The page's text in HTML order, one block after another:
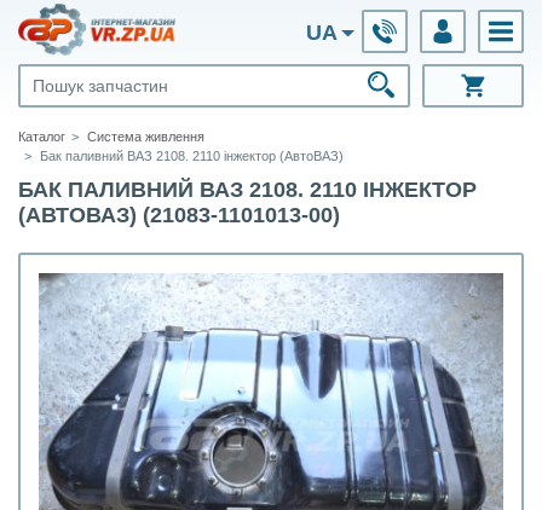
UA
Каталог
Система живлення
Бак паливний ВАЗ 2108. 2110 інжектор (АвтоВАЗ)
БАК ПАЛИВНИЙ ВАЗ 2108. 2110 ІНЖЕКТОР
(АВТОВАЗ) (21083-1101013-00)